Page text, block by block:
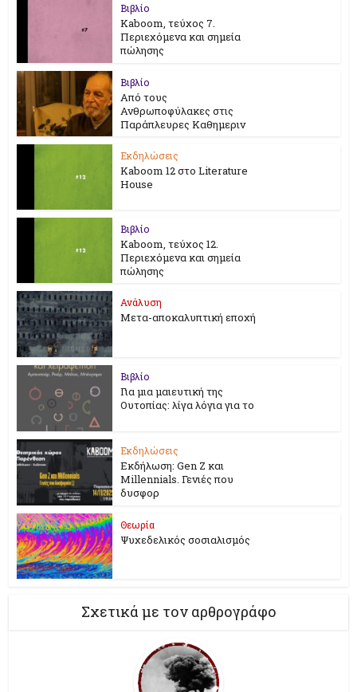
Βιβλίο
Kaboom, τεύχος 7.
Περιεχόμενα και σημεία
πώλησης
Βιβλίο
Από τους
Ανθρωποφύλακες στις
Παράπλευρες Καθημεριν
Εκδηλώσεις
Kaboom 12 στο Literature
House
Βιβλίο
Kaboom, τεύχος 12.
Περιεχόμενα και σημεία
πώλησης
Ανάλυση
Μετα-αποκαλυπτική εποχή
Βιβλίο
Για μια μαιευτική της
Ουτοπίας: λίγα λόγια για το
Εκδηλώσεις
Εκδήλωση: Gen Z και
Millennials. Γενιές που
δυσφορ
Θεωρία
Ψυχεδελικός σοσιαλισμός
Σχετικά με τον αρθρογράφο